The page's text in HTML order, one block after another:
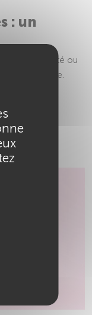
: un
synchronicité ou
responsable.